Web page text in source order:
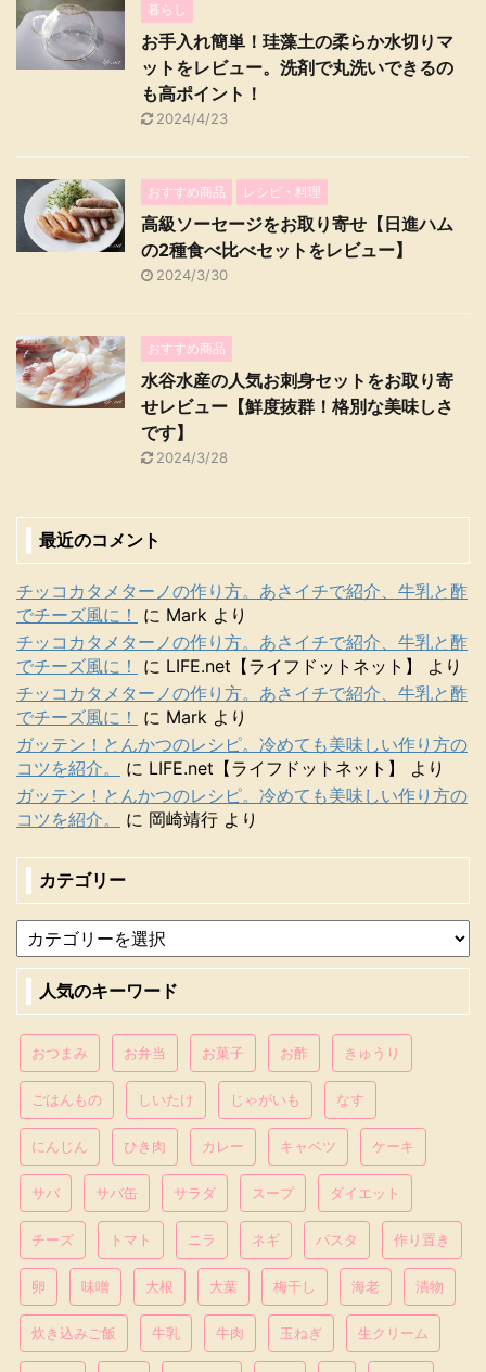
暮らし
お手入れ簡単！珪藻土の柔らか水切りマ
ットをレビュー。洗剤で丸洗いできるの
も高ポイント！
2024/4/23
おすすめ商品 レシピ・料理
高級ソーセージをお取り寄せ【日進ハム
の2種食べ比べセットをレビュー】
2024/3/30
おすすめ商品
水谷水産の人気お刺身セットをお取り寄
せレビュー【鮮度抜群！格別な美味しさ
です】
2024/3/28
最近のコメント
チッコカタメターノの作り方。あさイチで紹介、牛乳と酢
でチーズ風に！
に Mark より
チッコカタメターノの作り方。あさイチで紹介、牛乳と酢
でチーズ風に！
に LIFE.net【ライフドットネット】
より
チッコカタメターノの作り方。あさイチで紹介、牛乳と酢
でチーズ風に！
に Mark より
ガッテン！とんかつのレシピ。冷めても美味しい作り方の
コツを紹介。
に LIFE.net【ライフドットネット】
より
ガッテン！とんかつのレシピ。冷めても美味しい作り方の
コツを紹介。
に 岡崎靖行 より
カテゴリー
人気のキーワード
おつまみ お弁当 お菓子 お酢 きゅうり
ごはんもの しいたけ じゃがいも なす
にんじん ひき肉 カレー キャベツ ケーキ
サバ サバ缶 サラダ スープ ダイエット
チーズ トマト ニラ ネギ パスタ 作り置き
卵 味噌 大根 大葉 梅干し 海老 漬物
炊き込みご飯 牛乳 牛肉 玉ねぎ 生クリーム